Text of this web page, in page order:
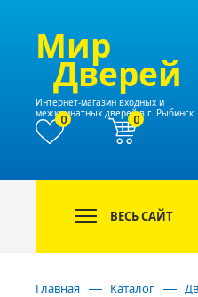
Мир
Дверей
Интернет-магазин входных и
межкомнатных дверей в г. Рыбинск
0 0
ВЕСЬ САЙТ
Главная Каталог